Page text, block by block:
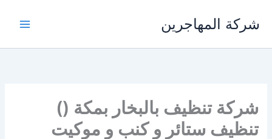
المحتوى
شركة المهاجرين
شركة تنظيف بالبخار بمكة ()
تنظيف ستائر و كنب و موكيت